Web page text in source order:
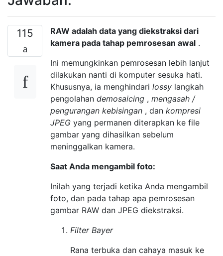
115
RAW adalah data yang diekstraksi dari
kamera pada tahap pemrosesan awal .
Ini memungkinkan pemrosesan lebih lanjut
dilakukan nanti di komputer sesuka hati.
Khususnya, ia menghindari lossy langkah
pengolahan demosaicing , mengasah /
pengurangan kebisingan , dan kompresi
JPEG yang permanen diterapkan ke file
gambar yang dihasilkan sebelum
meninggalkan kamera.
Saat Anda mengambil foto:
Inilah yang terjadi ketika Anda mengambil
foto, dan pada tahap apa pemrosesan
gambar RAW dan JPEG diekstraksi.
Filter Bayer
Rana terbuka dan cahaya masuk ke